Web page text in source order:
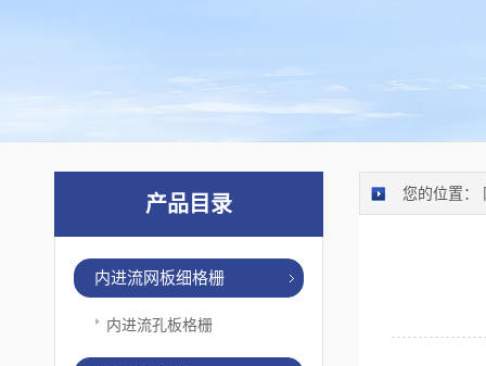
产品目录
内进流网板细格栅
内进流孔板格栅
您的位置：